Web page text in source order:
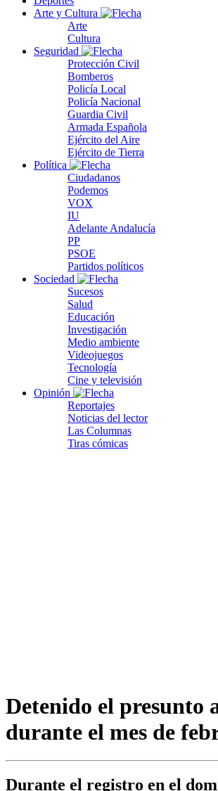
Arte y Cultura
Arte
Cultura
Seguridad
Protección Civil
Bomberos
Policía Local
Policía Nacional
Guardia Civil
Armada Española
Ejército del Aire
Ejército de Tierra
Política
Ciudadanos
Podemos
VOX
IU
Adelante Andalucía
PP
PSOE
Partidos políticos
Sociedad
Sucesos
Salud
Educación
Investigación
Medio ambiente
Videojuegos
Tecnología
Cine y televisión
Opinión
Reportajes
Noticias del lector
Las Columnas
Tiras cómicas
Detenido el presunto
durante el mes de
Durante el registro en el